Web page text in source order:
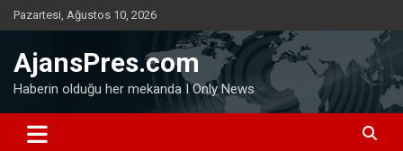
Skip
to
Pazartesi, Ağustos 10, 2026
AjansPres.com
Haberin olduğu her mekanda I Only News